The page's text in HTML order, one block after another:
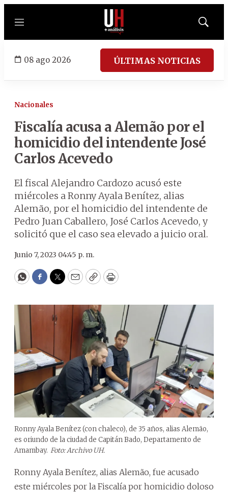
Menú
Mostrar
08 ago 2026 ÚLTIMAS NOTICIAS
Nacionales
Fiscalía acusa a Alemão por el
homicidio del intendente José
Carlos Acevedo
El fiscal Alejandro Cardozo acusó este
miércoles a Ronny Ayala Benítez, alias
Alemão, por el homicidio del intendente de
Pedro Juan Caballero, José Carlos Acevedo, y
solicitó que el caso sea elevado a juicio oral.
Junio 7, 2023 04:45 p. m.
WhatsApp
Facebook
Twitter
EmailCopyPrint
Ronny Ayala Benítez (con chaleco), de 35 años, alias Alemão,
es oriundo de la ciudad de Capitán Bado, Departamento de
Amambay. Foto: Archivo UH.
Ronny Ayala Benítez, alias Alemão, fue acusado
este miércoles por la Fiscalía por homicidio doloso